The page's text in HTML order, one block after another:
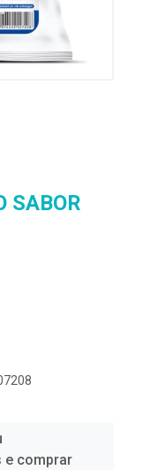
SABOR
e comprar